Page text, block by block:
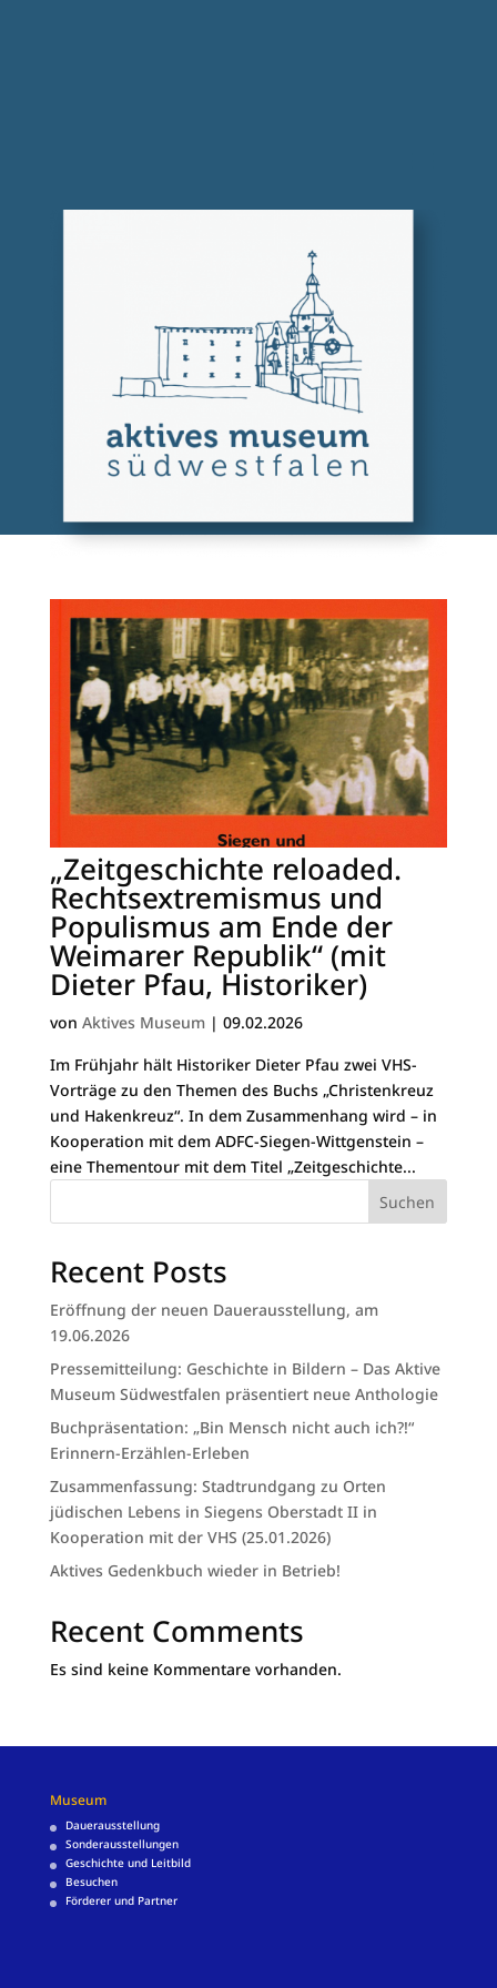
„Zeitgeschichte reloaded.
Rechtsextremismus und
Populismus am Ende der
Weimarer Republik“ (mit
Dieter Pfau, Historiker)
von Aktives Museum| 09.02.2026
Im Frühjahr hält Historiker Dieter Pfau zwei VHS-
Vorträge zu den Themen des Buchs „Christenkreuz
und Hakenkreuz“. In dem Zusammenhang wird – in
Kooperation mit dem ADFC-Siegen-Wittgenstein –
eine Thementour mit dem Titel „Zeitgeschichte...
Suchen
Recent Posts
Eröffnung der neuen Dauerausstellung, am
19.06.2026
Pressemitteilung: Geschichte in Bildern – Das Aktive
Museum Südwestfalen präsentiert neue Anthologie
Buchpräsentation: „Bin Mensch nicht auch ich?!“
Erinnern-Erzählen-Erleben
Zusammenfassung: Stadtrundgang zu Orten
jüdischen Lebens in Siegens Oberstadt II in
Kooperation mit der VHS (25.01.2026)
Aktives Gedenkbuch wieder in Betrieb!
Recent Comments
Es sind keine Kommentare vorhanden.
Museum
Dauerausstellung
Sonderausstellungen
Geschichte und Leitbild
Besuchen
Förderer und Partner